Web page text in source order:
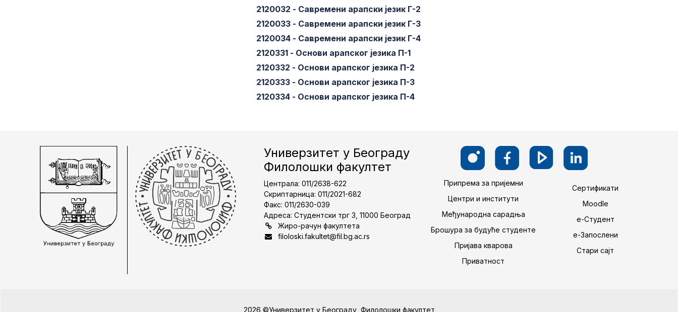
2120032 - Савремени арапски језик Г-2
2120033 - Савремени арапски језик Г-3
2120034 - Савремени арапски језик Г-4
2120331 - Основи арапског језика П-1
2120332 - Основи арапског језика П-2
2120333 - Основи арапског језика П-3
2120334 - Основи арапског језика П-4
Универзитет у Београду
Филолошки факултет
Централа: 011/2638-622
Скриптарница: 011/2021-682
Факс: 011/2630-039
Адреса: Студентски трг 3, 11000 Београд
Жиро-рачун факултета
filoloski.fakultet@fil.bg.ac.rs
Припрема за пријемни
Центри и институти
Међународна сарадња
Брошура за будуће студенте
Пријава кварова
Приватност
Сертификати
Moodle
е-Студент
е-Запослени
Стари сајт
2026 ©Универзитет у Београду, Филолошки факултет